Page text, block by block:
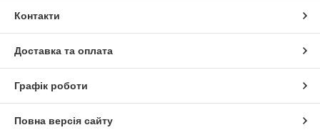
Контакти
Доставка та оплата
Графік роботи
Повна версія сайту